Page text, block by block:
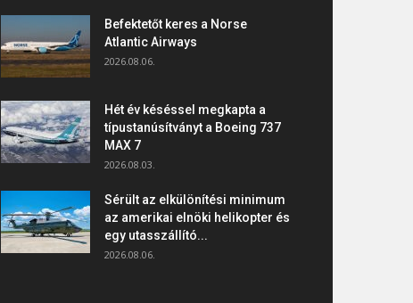
Befektetőt keres a Norse
Atlantic Airways
2026.08.06.
Hét év késéssel megkapta a
típustanúsítványt a Boeing 737
MAX 7
2026.08.03.
Sérült az elkülönítési minimum
az amerikai elnöki helikopter és
egy utasszállító...
2026.08.06.